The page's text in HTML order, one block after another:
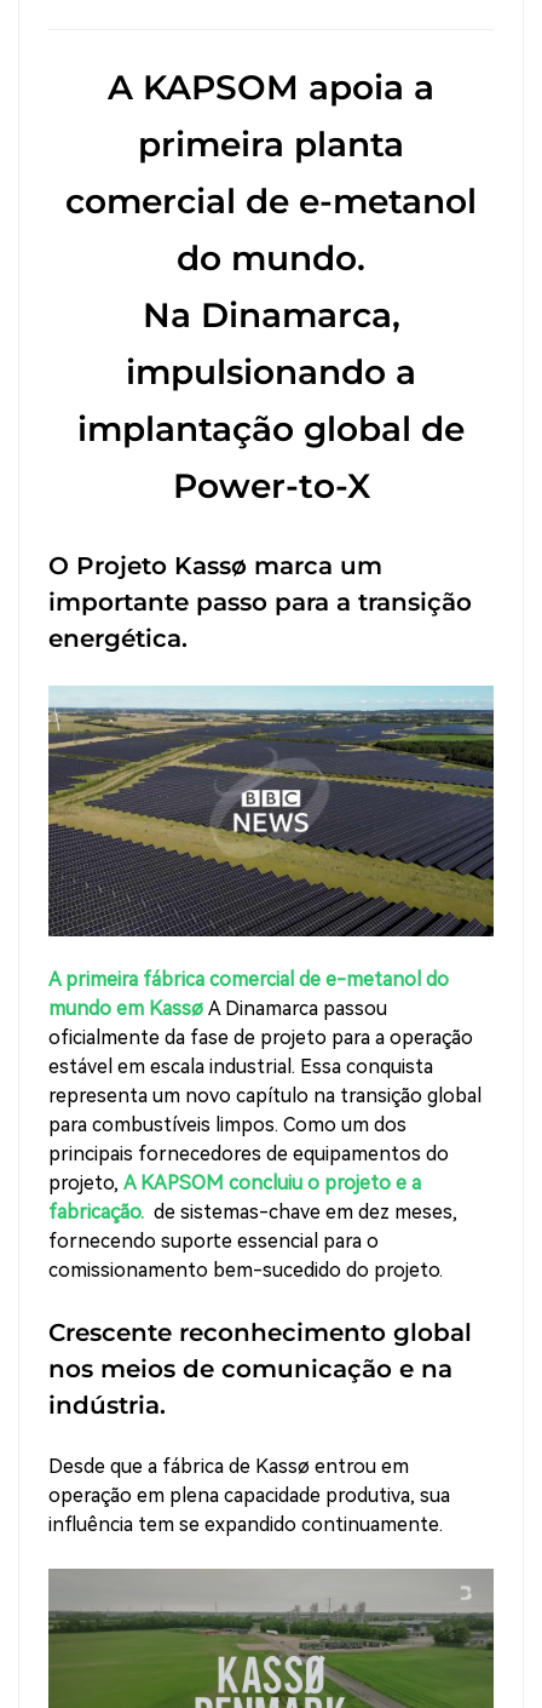
A KAPSOM apoia a
primeira planta
comercial de e-metanol
do mundo.
Na Dinamarca,
impulsionando a
implantação global de
Power-to-X
O Projeto Kassø marca um
importante passo para a transição
energética.
A primeira fábrica comercial de e-metanol do
mundo em Kassø A Dinamarca passou
oficialmente da fase de projeto para a operação
estável em escala industrial. Essa conquista
representa um novo capítulo na transição global
para combustíveis limpos. Como um dos
principais fornecedores de equipamentos do
projeto, A KAPSOM concluiu o projeto e a
fabricação. de sistemas-chave em dez meses,
fornecendo suporte essencial para o
comissionamento bem-sucedido do projeto.
Crescente reconhecimento global
nos meios de comunicação e na
indústria.
Desde que a fábrica de Kassø entrou em
operação em plena capacidade produtiva, sua
influência tem se expandido continuamente.